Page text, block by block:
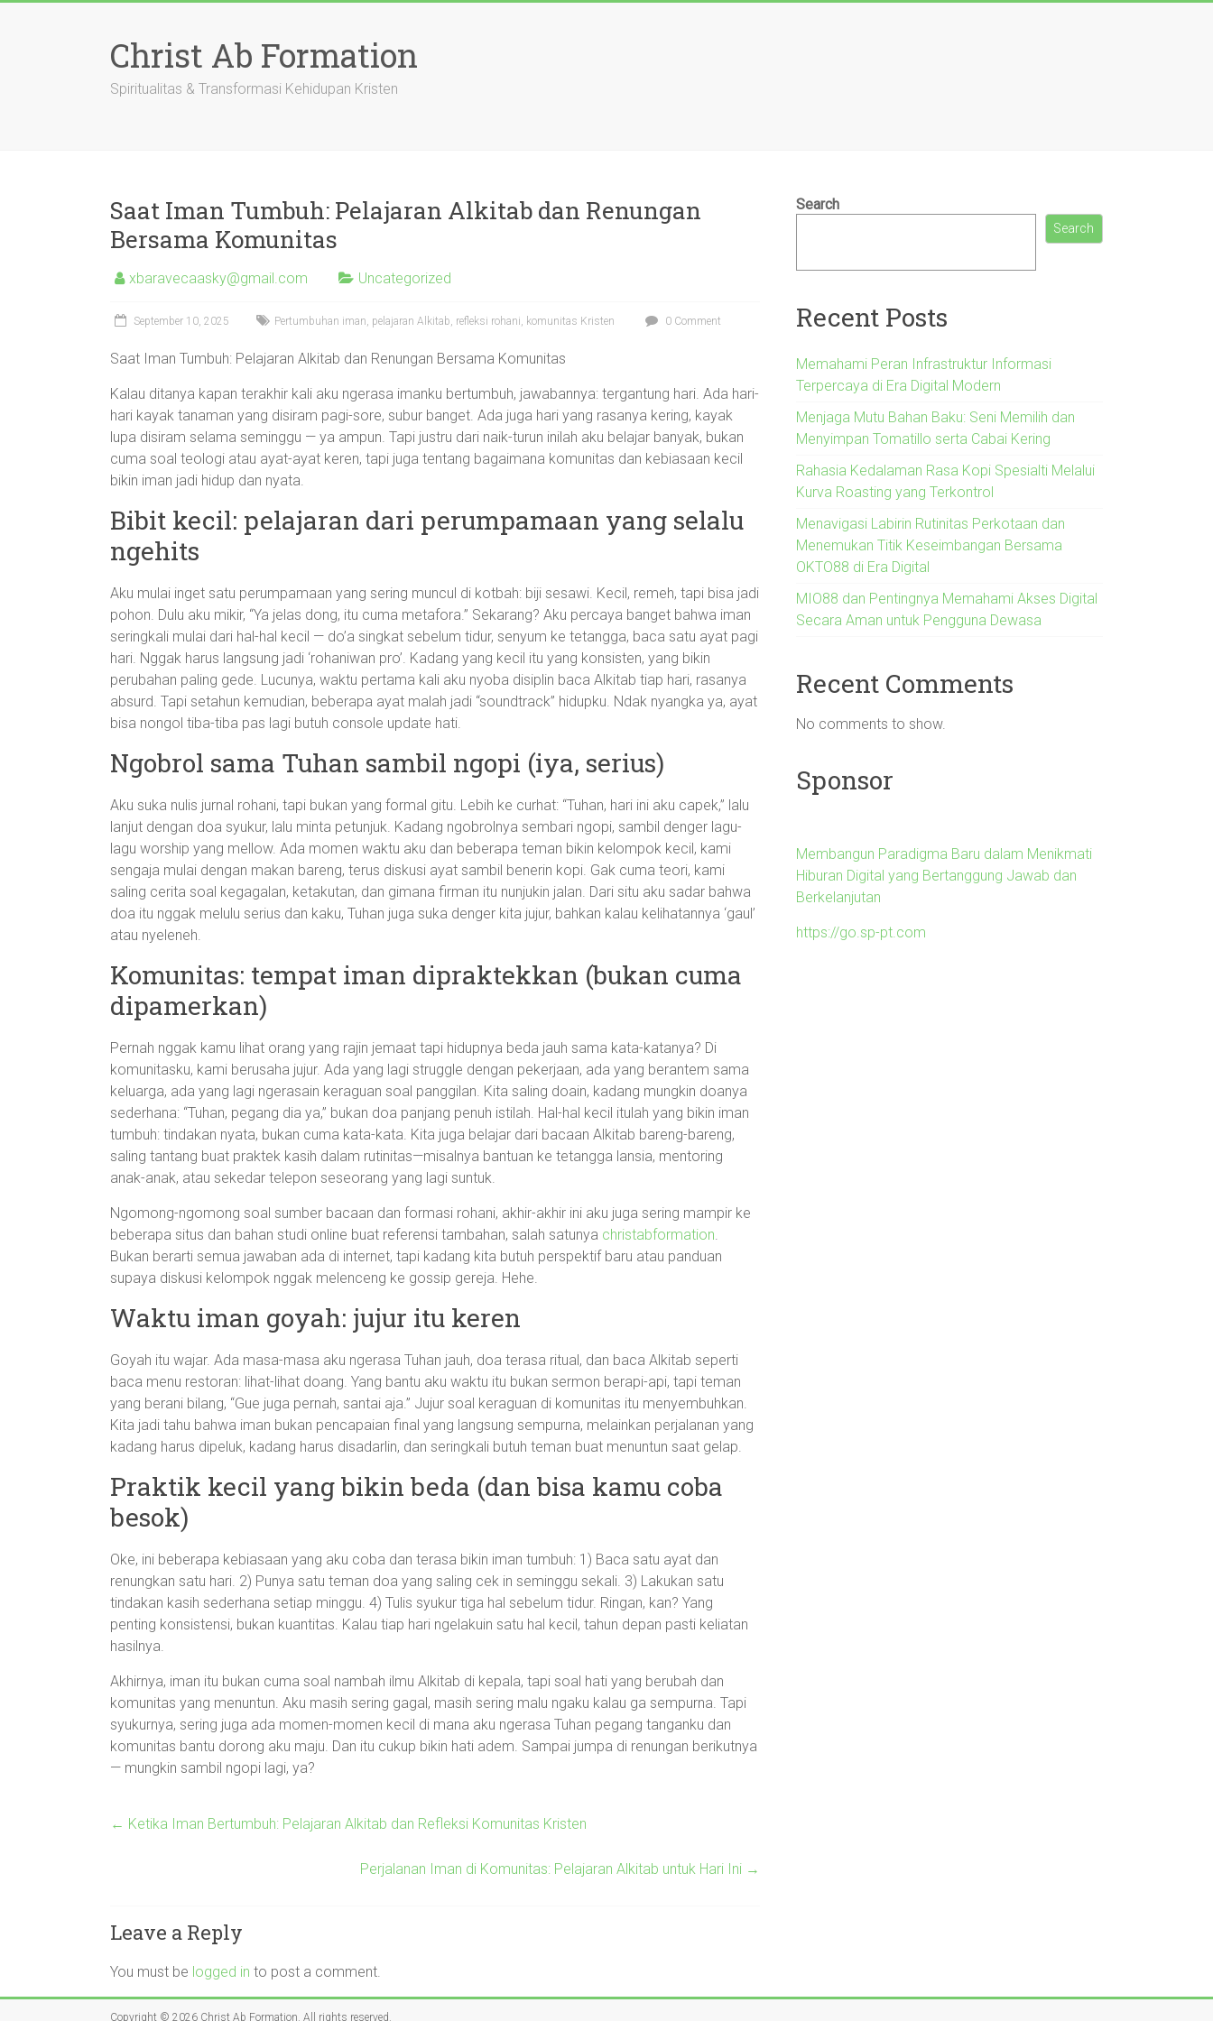
Christ Ab Formation
Spiritualitas & Transformasi Kehidupan Kristen
Saat Iman Tumbuh: Pelajaran Alkitab dan Renungan
Bersama Komunitas
xbaravecaasky@gmail.com Uncategorized
September 10, 2025 Pertumbuhan iman, pelajaran Alkitab, refleksi rohani, komunitas Kristen 0 Comment
Saat Iman Tumbuh: Pelajaran Alkitab dan Renungan Bersama Komunitas
Kalau ditanya kapan terakhir kali aku ngerasa imanku bertumbuh, jawabannya: tergantung hari. Ada hari-
hari kayak tanaman yang disiram pagi-sore, subur banget. Ada juga hari yang rasanya kering, kayak
lupa disiram selama seminggu — ya ampun. Tapi justru dari naik-turun inilah aku belajar banyak, bukan
cuma soal teologi atau ayat-ayat keren, tapi juga tentang bagaimana komunitas dan kebiasaan kecil
bikin iman jadi hidup dan nyata.
Bibit kecil: pelajaran dari perumpamaan yang selalu
ngehits
Aku mulai inget satu perumpamaan yang sering muncul di kotbah: biji sesawi. Kecil, remeh, tapi bisa jadi
pohon. Dulu aku mikir, “Ya jelas dong, itu cuma metafora.” Sekarang? Aku percaya banget bahwa iman
seringkali mulai dari hal-hal kecil — do’a singkat sebelum tidur, senyum ke tetangga, baca satu ayat pagi
hari. Nggak harus langsung jadi ‘rohaniwan pro’. Kadang yang kecil itu yang konsisten, yang bikin
perubahan paling gede. Lucunya, waktu pertama kali aku nyoba disiplin baca Alkitab tiap hari, rasanya
absurd. Tapi setahun kemudian, beberapa ayat malah jadi “soundtrack” hidupku. Ndak nyangka ya, ayat
bisa nongol tiba-tiba pas lagi butuh console update hati.
Ngobrol sama Tuhan sambil ngopi (iya, serius)
Aku suka nulis jurnal rohani, tapi bukan yang formal gitu. Lebih ke curhat: “Tuhan, hari ini aku capek,” lalu
lanjut dengan doa syukur, lalu minta petunjuk. Kadang ngobrolnya sembari ngopi, sambil denger lagu-
lagu worship yang mellow. Ada momen waktu aku dan beberapa teman bikin kelompok kecil, kami
sengaja mulai dengan makan bareng, terus diskusi ayat sambil benerin kopi. Gak cuma teori, kami
saling cerita soal kegagalan, ketakutan, dan gimana firman itu nunjukin jalan. Dari situ aku sadar bahwa
doa itu nggak melulu serius dan kaku, Tuhan juga suka denger kita jujur, bahkan kalau kelihatannya ‘gaul’
atau nyeleneh.
Komunitas: tempat iman dipraktekkan (bukan cuma
dipamerkan)
Pernah nggak kamu lihat orang yang rajin jemaat tapi hidupnya beda jauh sama kata-katanya? Di
komunitasku, kami berusaha jujur. Ada yang lagi struggle dengan pekerjaan, ada yang berantem sama
keluarga, ada yang lagi ngerasain keraguan soal panggilan. Kita saling doain, kadang mungkin doanya
sederhana: “Tuhan, pegang dia ya,” bukan doa panjang penuh istilah. Hal-hal kecil itulah yang bikin iman
tumbuh: tindakan nyata, bukan cuma kata-kata. Kita juga belajar dari bacaan Alkitab bareng-bareng,
saling tantang buat praktek kasih dalam rutinitas—misalnya bantuan ke tetangga lansia, mentoring
anak-anak, atau sekedar telepon seseorang yang lagi suntuk.
Ngomong-ngomong soal sumber bacaan dan formasi rohani, akhir-akhir ini aku juga sering mampir ke
beberapa situs dan bahan studi online buat referensi tambahan, salah satunya christabformation.
Bukan berarti semua jawaban ada di internet, tapi kadang kita butuh perspektif baru atau panduan
supaya diskusi kelompok nggak melenceng ke gossip gereja. Hehe.
Waktu iman goyah: jujur itu keren
Goyah itu wajar. Ada masa-masa aku ngerasa Tuhan jauh, doa terasa ritual, dan baca Alkitab seperti
baca menu restoran: lihat-lihat doang. Yang bantu aku waktu itu bukan sermon berapi-api, tapi teman
yang berani bilang, “Gue juga pernah, santai aja.” Jujur soal keraguan di komunitas itu menyembuhkan.
Kita jadi tahu bahwa iman bukan pencapaian final yang langsung sempurna, melainkan perjalanan yang
kadang harus dipeluk, kadang harus disadarlin, dan seringkali butuh teman buat menuntun saat gelap.
Praktik kecil yang bikin beda (dan bisa kamu coba
besok)
Oke, ini beberapa kebiasaan yang aku coba dan terasa bikin iman tumbuh: 1) Baca satu ayat dan
renungkan satu hari. 2) Punya satu teman doa yang saling cek in seminggu sekali. 3) Lakukan satu
tindakan kasih sederhana setiap minggu. 4) Tulis syukur tiga hal sebelum tidur. Ringan, kan? Yang
penting konsistensi, bukan kuantitas. Kalau tiap hari ngelakuin satu hal kecil, tahun depan pasti keliatan
hasilnya.
Akhirnya, iman itu bukan cuma soal nambah ilmu Alkitab di kepala, tapi soal hati yang berubah dan
komunitas yang menuntun. Aku masih sering gagal, masih sering malu ngaku kalau ga sempurna. Tapi
syukurnya, sering juga ada momen-momen kecil di mana aku ngerasa Tuhan pegang tanganku dan
komunitas bantu dorong aku maju. Dan itu cukup bikin hati adem. Sampai jumpa di renungan berikutnya
— mungkin sambil ngopi lagi, ya?
← Ketika Iman Bertumbuh: Pelajaran Alkitab dan Refleksi Komunitas Kristen
Perjalanan Iman di Komunitas: Pelajaran Alkitab untuk Hari Ini →
Leave a Reply
You must be logged in to post a comment.
Search
Search
Recent Posts
Memahami Peran Infrastruktur Informasi
Terpercaya di Era Digital Modern
Menjaga Mutu Bahan Baku: Seni Memilih dan
Menyimpan Tomatillo serta Cabai Kering
Rahasia Kedalaman Rasa Kopi Spesialti Melalui
Kurva Roasting yang Terkontrol
Menavigasi Labirin Rutinitas Perkotaan dan
Menemukan Titik Keseimbangan Bersama
OKTO88 di Era Digital
MIO88 dan Pentingnya Memahami Akses Digital
Secara Aman untuk Pengguna Dewasa
Recent Comments
No comments to show.
Sponsor
Membangun Paradigma Baru dalam Menikmati
Hiburan Digital yang Bertanggung Jawab dan
Berkelanjutan
https://go.sp-pt.com
Copyright © 2026 Christ Ab Formation. All rights reserved.